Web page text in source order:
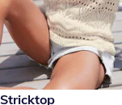
39,99 €
Stricktop